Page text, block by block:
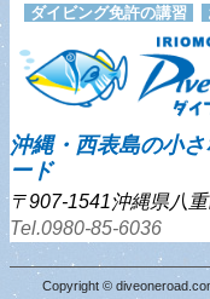
ダイビング免許の講習
沖縄・西表島の小
ード
〒907-1541沖縄県八
Tel.0980-85-6036
Copyright ©